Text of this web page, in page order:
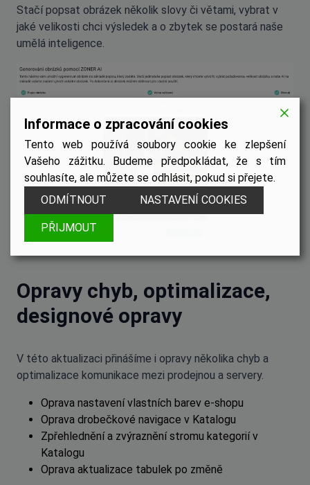
Stačí popsat obrázek několik slovy či větami, vybrat v
jaké velikosti chci výsledek a o zbytek se postará naše
umělá inteligence.
Opravy chyb, optimalizace,
designové opravy
V této aktualizaci přinášíme i opravy několika chyb a
optimalizace komunikace mezi prodejnou a servery.
Oprava nastavení vlastních barev e-shopu
Oprava drobečkové navigace v Katalogu
Zpřehlednění a zvýraznění stromu kategorií v
Katalogu
Oprava aktualizace tabulek po změně
Informace o zpracování cookies
Tento web používá soubory cookie ke zlepšení
Vašeho zážitku. Budeme předpokládat, že s tím
souhlasíte, ale můžete se odhlásit, pokud si přejete.
ODMÍTNOUT
NASTAVENÍ COOKIES
PŘIJMOUT